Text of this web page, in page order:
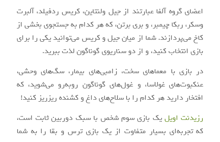
اعضای گروه آلفا عبارتند از جیل ولنتاین، کریس ردفیلد، آلبرت
وسکر، ربکا چیمبر، و بری برتن، که هر کدام به جستجوی بخشی از
کاخ می‌پردازند. شما از میان جیل و کریس می‌توانید یکی را برای
بازی انتخاب کنید، و از دو سناریوی گوناگون لذت ببرید.
در بازی با معماهای سخت، زامبی‌های بیمار، سگ‌های وحشی،
عنکبوت‌های غولاسا، و غول‌های گوناگون روبه‌رو می‌شوید، که
افتخار دارید هر کدام را با سلاح‌های داغ و کشنده ریزریز کنید!
رزیدنت اویلیک بازی سوم شخص با سبک دوربین ثابت است،
که تجربه‌ای بسیار متفاوت از یک بازی ترس و بقا را به شما